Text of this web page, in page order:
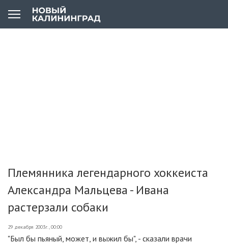
Племянника легендарного хоккеиста
Александра Мальцева - Ивана
растерзали собаки
29 декабря 2003г., 00:00
"Был бы пьяный, может, и выжил бы", - сказали врачи